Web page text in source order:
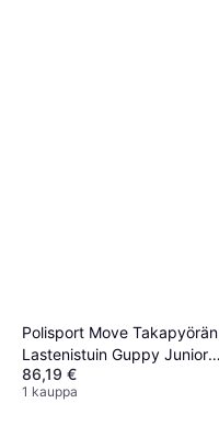
Polisport Move Takapyörän
Lastenistuin Guppy Junior
Harmaa
86,19 €
1 kauppa